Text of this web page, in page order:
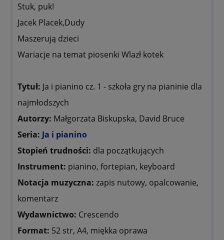
Stuk, puk!
Jacek Placek,Dudy
Maszerują dzieci
Wariacje na temat piosenki Wlazł kotek
Tytuł: Ja i pianino cz. 1 - szkoła gry na pianinie dla
najmłodszych
Autorzy: Małgorzata Biskupska, David Bruce
Seria: Ja i pianino
Stopień trudności: dla początkujących
Instrument: pianino, fortepian, keyboard
Notacja muzyczna: zapis nutowy, opalcowanie,
komentarz
Wydawnictwo: Crescendo
Format: 52 str, A4, miękka oprawa